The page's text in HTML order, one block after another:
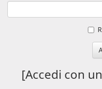
[Accedi con